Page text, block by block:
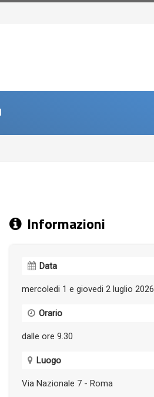
Informazioni
Data
mercoledi 1 e giovedi 2 luglio 2026
Orario
dalle ore 9.30
Luogo
Via Nazionale 7 - Roma